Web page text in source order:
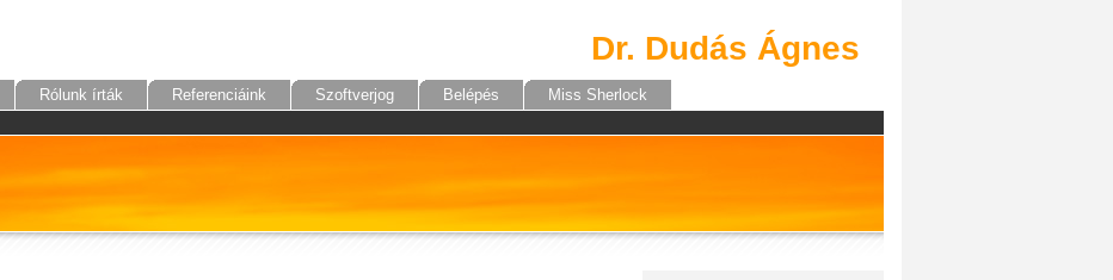
Dr. Dudás Ágnes
Rólunk írták Referenciáink Szoftverjog Belépés Miss Sherlock